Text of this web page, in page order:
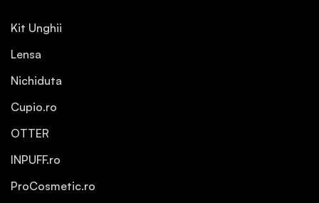
Kit Unghii
Lensa
Nichiduta
Cupio.ro
OTTER
INPUFF.ro
ProCosmetic.ro